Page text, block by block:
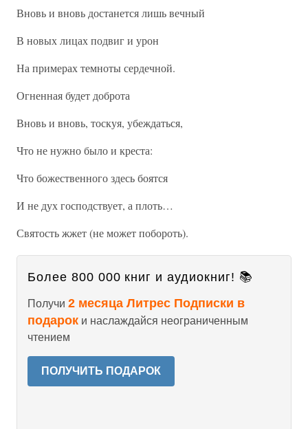
Вновь и вновь достанется лишь вечный
В новых лицах подвиг и урон
На примерах темноты сердечной.
Огненная будет доброта
Вновь и вновь, тоскуя, убеждаться,
Что не нужно было и креста:
Что божественного здесь боятся
И не дух господствует, а плоть…
Святость жжет (не может побороть).
Более 800 000 книг и аудиокниг! 📚
Получи 2 месяца Литрес Подписки в
подарок и наслаждайся неограниченным
чтением
ПОЛУЧИТЬ ПОДАРОК